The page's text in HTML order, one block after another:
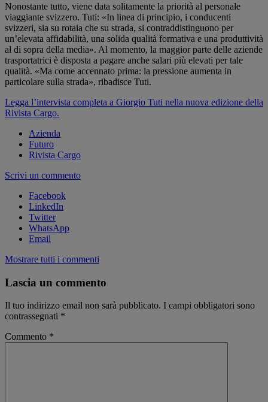
Nonostante tutto, viene data solitamente la priorità al personale
viaggiante svizzero. Tuti: «In linea di principio, i conducenti
svizzeri, sia su rotaia che su strada, si contraddistinguono per
un’elevata affidabilità, una solida qualità formativa e una produttività
al di sopra della media». Al momento, la maggior parte delle aziende
trasportatrici è disposta a pagare anche salari più elevati per tale
qualità. «Ma come accennato prima: la pressione aumenta in
particolare sulla strada», ribadisce Tuti.
Legga l’intervista completa a Giorgio Tuti nella nuova edizione della
Rivista Cargo.
Azienda
Futuro
Rivista Cargo
Scrivi un commento
Facebook
LinkedIn
Twitter
WhatsApp
Email
Mostrare tutti i commenti
Lascia un commento
Il tuo indirizzo email non sarà pubblicato. I campi obbligatori sono
contrassegnati *
Commento *